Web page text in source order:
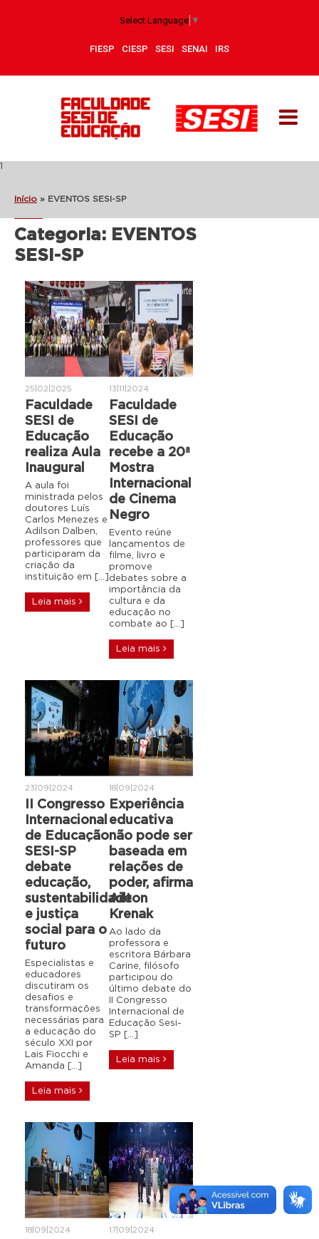
Select Language ▼
FIESP CIESP SESI SENAI IRS
1
Início » EVENTOS SESI-SP
Categoria: EVENTOS
SESI-SP
25|02|2025
Faculdade
SESI de
Educação
realiza Aula
Inaugural
A aula foi
ministrada pelos
doutores Luís
Carlos Menezes e
Adilson Dalben,
professores que
participaram da
criação da
instituição em […]
Leia mais
13|11|2024
Faculdade
SESI de
Educação
recebe a 20ª
Mostra
Internacional
de Cinema
Negro
Evento reúne
lançamentos de
filme, livro e
promove
debates sobre a
importância da
cultura e da
educação no
combate ao […]
Leia mais
23|09|2024
II Congresso
Internacional
de Educação
SESI-SP
debate
educação,
sustentabilidade
e justiça
social para o
futuro
Especialistas e
educadores
discutiram os
desafios e
transformações
necessárias para
a educação do
século XXI por
Lais Fiocchi e
Amanda […]
Leia mais
18|09|2024
Experiência
educativa
não pode ser
baseada em
relações de
poder, afirma
Ailton
Krenak
Ao lado da
professora e
escritora Bárbara
Carine, filósofo
participou do
último debate do
II Congresso
Internacional de
Educação Sesi-
SP […]
Leia mais
18|09|2024 17|09|2024